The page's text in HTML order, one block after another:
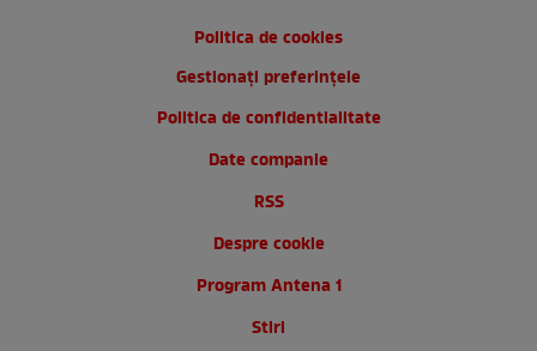
Politica de cookies
Gestionați preferințele
Politica de confidentialitate
Date companie
RSS
Despre cookie
Program Antena 1
Stiri